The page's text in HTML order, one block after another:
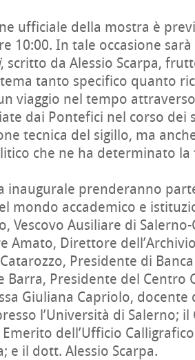
ufficiale della mostra è
10:00. In tale occasione
, scritto da Alessio Scarpa,
tanto specifico quanto
viaggio nel tempo
dai Pontefici nel corso dei
tecnica del sigillo, ma
che ne ha determinato la
inaugurale prenderanno
mondo accademico e
Vescovo Ausiliare di
Amato, Direttore
Presidente di
Barra, Presidente del Centro
Giuliana Capriolo, docente
l’Università di Salerno;
dell’Ufficio
e il dott. Alessio Scarpa.